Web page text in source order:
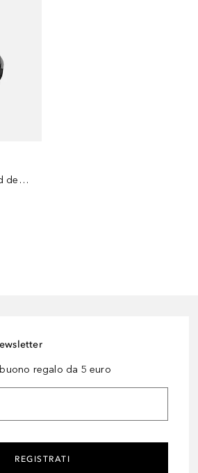
Soyeux compatto Fond de teint
regalo da 5 euro
REGISTRATI